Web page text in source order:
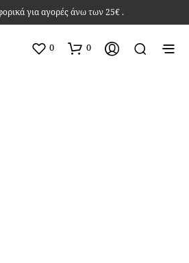
για αγορές άνω των 25€ .
0 0